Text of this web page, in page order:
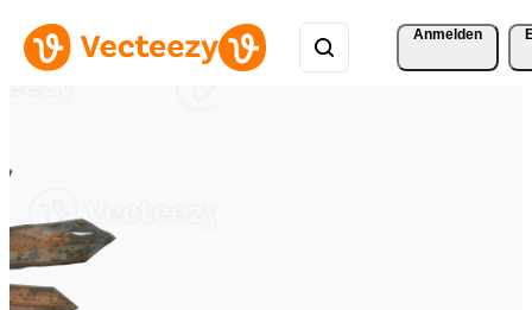
Anmelden